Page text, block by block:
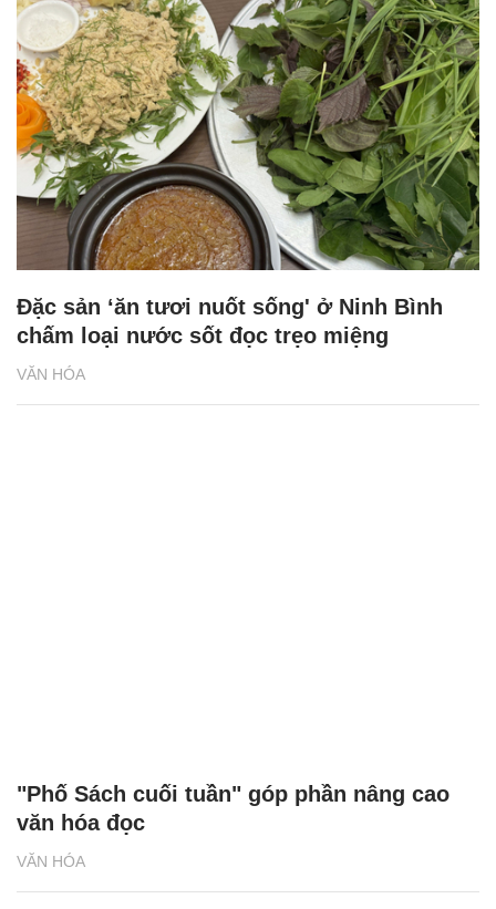
VĂN HÓA
Đặc sản ‘ăn tươi nuốt sống' ở Ninh Bình
chấm loại nước sốt đọc trẹo miệng
VĂN HÓA
"Phố Sách cuối tuần" góp phần nâng cao
văn hóa đọc